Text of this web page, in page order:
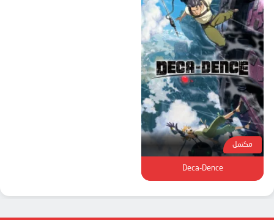
الحلقة 94
الحلقة 95
الحلقة 96
الحلقة 97
الحلقة 98
الحلقة 99
الحلقة 100
الحلقة 101
الحلقة 102
مكتمل
Deca-Dence